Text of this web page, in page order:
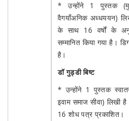
* उन्होंने 1 पुस्तक
वैगयाँअनिक अध्धययन)
के साथ 16 वर्षों के
सम्मानित किया गया है।
है।
डॉ गुड्डी बिष्ट
* उन्होंने 1 पुस्तक
इवाम समाज सीवा) लिखी
16 शोध पत्र प्रकाशित।